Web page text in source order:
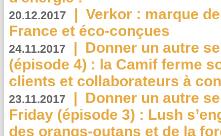
20.12.2017 | Verkor : marque
France et éco-conçues
24.11.2017 | Donner un autre
(épisode 4) : la Camif ferme
clients et collaborateurs à
23.11.2017 | Donner un autre
Friday (épisode 3) : Lush
des orangs-outans et de la